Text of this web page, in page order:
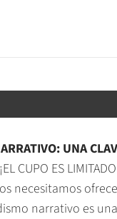
UNA
CUPO ES
necesitamos
narrativo es una